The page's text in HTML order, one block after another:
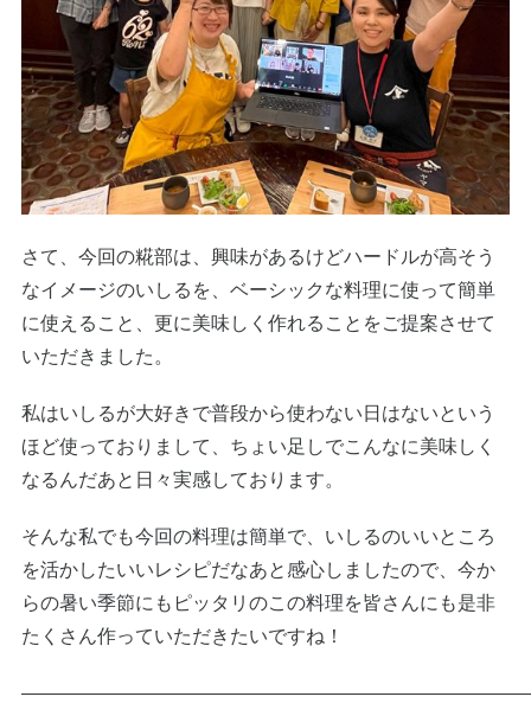
さて、今回の糀部は、興味があるけどハードルが高そう
なイメージのいしるを、ベーシックな料理に使って簡単
に使えること、更に美味しく作れることをご提案させて
いただきました。
私はいしるが大好きで普段から使わない日はないという
ほど使っておりまして、ちょい足しでこんなに美味しく
なるんだあと日々実感しております。
そんな私でも今回の料理は簡単で、いしるのいいところ
を活かしたいいレシピだなあと感心しましたので、今か
らの暑い季節にもピッタリのこの料理を皆さんにも是非
たくさん作っていただきたいですね！